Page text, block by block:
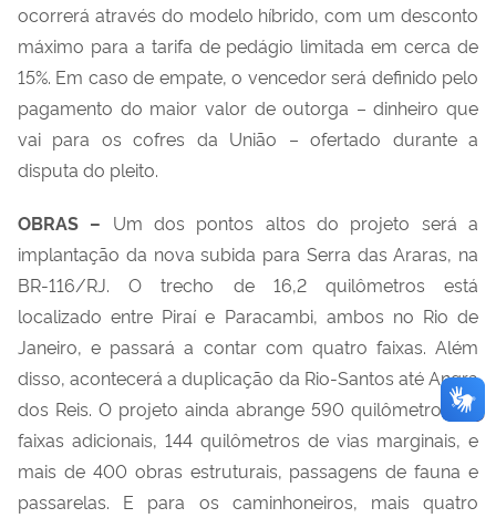
ocorrerá através do modelo híbrido, com um desconto
máximo para a tarifa de pedágio limitada em cerca de
15%. Em caso de empate, o vencedor será definido pelo
pagamento do maior valor de outorga – dinheiro que
vai para os cofres da União – ofertado durante a
disputa do pleito.
OBRAS – Um dos pontos altos do projeto será a
implantação da nova subida para Serra das Araras, na
BR-116/RJ. O trecho de 16,2 quilômetros está
localizado entre Piraí e Paracambi, ambos no Rio de
Janeiro, e passará a contar com quatro faixas. Além
disso, acontecerá a duplicação da Rio-Santos até Angra
dos Reis. O projeto ainda abrange 590 quilômetros de
faixas adicionais, 144 quilômetros de vias marginais, e
mais de 400 obras estruturais, passagens de fauna e
passarelas. E para os caminhoneiros, mais quatro